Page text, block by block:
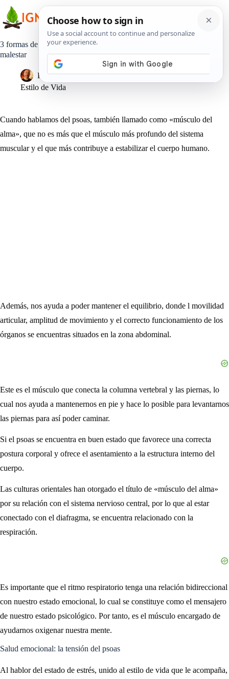
contenido
3 formas de estirar el “músculo del alma” para combatir el
malestar
Pedro Lisperguer
25 mayo, 2020
Estilo de Vida
Cuando hablamos del psoas, también llamado como «músculo del
alma», que no es más que el músculo más profundo del sistema
muscular y el que más contribuye a estabilizar el cuerpo humano.
Además, nos ayuda a poder mantener el equilibrio, donde l movilidad
articular, amplitud de movimiento y el correcto funcionamiento de los
órganos se encuentras situados en la zona abdominal.
Este es el músculo que conecta la columna vertebral y las piernas, lo
cual nos ayuda a mantenernos en pie y hace lo posible para levantarnos
las piernas para así poder caminar.
Si el psoas se encuentra en buen estado que favorece una correcta
postura corporal y ofrece el asentamiento a la estructura interno del
cuerpo.
Las culturas orientales han otorgado el título de «músculo del alma»
por su relación con el sistema nervioso central, por lo que al estar
conectado con el diafragma, se encuentra relacionado con la
respiración.
Es importante que el ritmo respiratorio tenga una relación bidireccional
con nuestro estado emocional, lo cual se constituye como el mensajero
de nuestro estado psicológico. Por tanto, es el músculo encargado de
ayudarnos oxigenar nuestra mente.
Salud emocional: la tensión del psoas
Al hablor del estado de estrés, unido al estilo de vida que le acompaña,